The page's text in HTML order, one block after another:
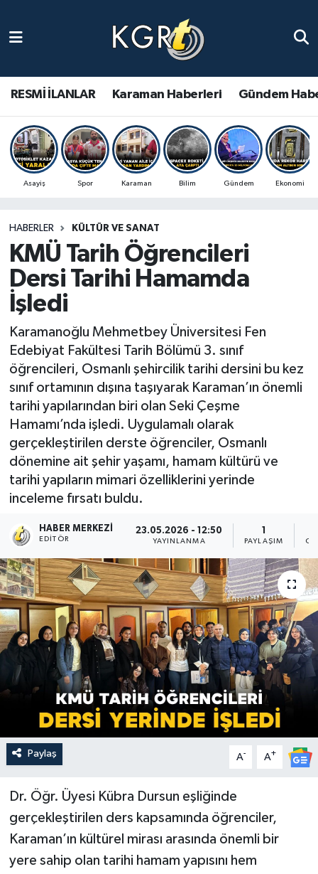
RESMİ İLANLAR Karaman Haberleri Gündem
Asayiş Spor Karaman Bilim Gündem Ekonomi
HABERLER KÜLTÜR VE SANAT
KMÜ Tarih Öğrencileri
Dersi Tarihi Hamamda
İşledi
Karamanoğlu Mehmetbey Üniversitesi Fen
Edebiyat Fakültesi Tarih Bölümü 3. sınıf
öğrencileri, Osmanlı şehircilik tarihi dersini bu kez
sınıf ortamının dışına taşıyarak Karaman’ın önemli
tarihi yapılarından biri olan Seki Çeşme
Hamamı’nda işledi. Uygulamalı olarak
gerçekleştirilen derste öğrenciler, Osmanlı
dönemine ait şehir yaşamı, hamam kültürü ve
tarihi yapıların mimari özelliklerini yerinde
inceleme fırsatı buldu.
HABER MERKEZI
EDITÖR
23.05.2026 - 12:50
YAYINLANMA
1
PAYLAŞIM
Paylaş A- A+
Dr. Öğr. Üyesi Kübra Dursun eşliğinde
gerçekleştirilen ders kapsamında öğrenciler,
Karaman’ın kültürel mirası arasında önemli bir
yere sahip olan tarihi hamam yapısını hem
Gündem Haberleri
Güncel Haberler
Spor Haberleri
Ulusal Haberler
Vefat Edenler